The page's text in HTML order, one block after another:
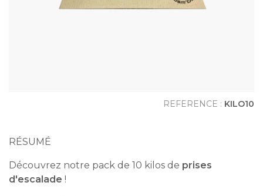
REFERENCE : KILO10
RÉSUMÉ
Découvrez notre pack de 10 kilos de prises
d'escalade !